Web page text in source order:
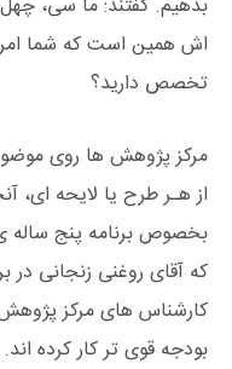
بدهیم. گفتند: ما سی،
اش همین است که شما
تخصص دارید؟
مرکز پژوهش ها روی
از هـر طرح یا لایحه ای،
بخصوص برنامه پنج ساله
که آقای روغنی زنجانی در
کارشناس های مرکز پژوهش،
بودجه قوی تر کار کرده اند.